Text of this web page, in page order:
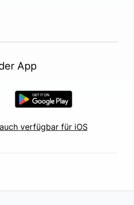
App
auch verfügbar für iOS